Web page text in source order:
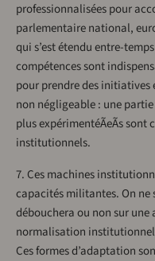
professionnalisées pour
parlementaire national,
qui s’est étendu entre-
compétences sont
pour prendre des initiatives
non négligeable : une
plus expérimentéÃeÃs sont
institutionnels.
7. Ces machines
capacités militantes. On ne
débouchera ou non sur
normalisation
Ces formes d’adaptation